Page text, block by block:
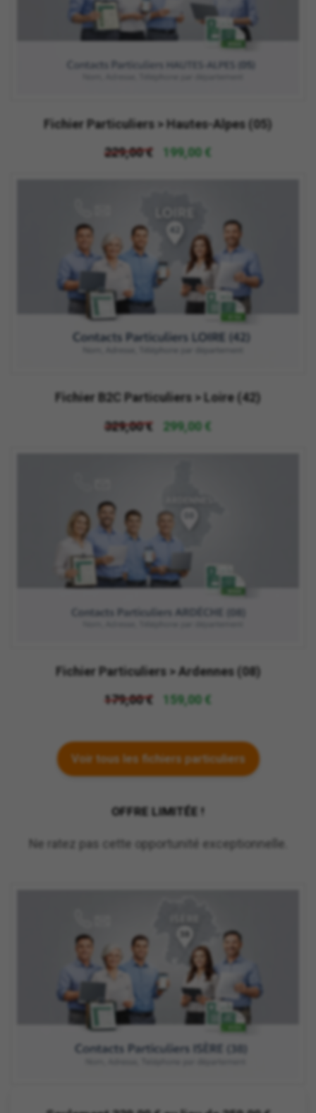
Fichier Particuliers > Hautes-Alpes (05)
229,00 €
199,00 €
Fichier B2C Particuliers > Loire (42)
329,00 €
299,00 €
Fichier Particuliers > Ardennes (08)
179,00 €
159,00 €
Voir tous les fichiers particuliers
OFFRE LIMITÉE !
Ne ratez pas cette opportunité exceptionnelle.